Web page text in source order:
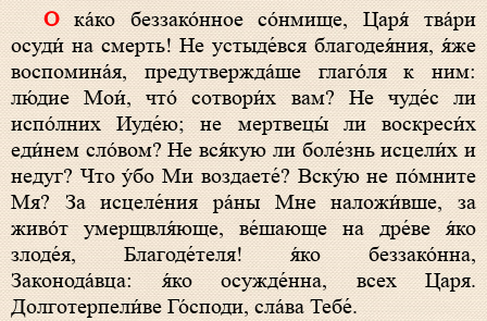
Ока́ко беззако́нное со́нмище, Царя́ тва́ри
осуди́ на смерть! Не устыде́вся благодея́ния, я́же
воспомина́я, предутвержда́ше глаго́ля к ним:
лю́дие Мои́, что́ сотвори́х вам? Не чуде́с ли
испо́лних Иуде́ю; не мертвецы́ ли воскреси́х
еди́нем сло́вом? Не вся́кую ли боле́знь исцели́х и
недуг? Что у́бо Ми воздаете́? Вску́ю не по́мните
Мя? За исцеле́ния ра́ны Мне наложи́вше, за
живо́т умерщвля́юще, ве́шающе на дре́ве я́ко
злоде́я, Благоде́теля! я́ко беззако́нна,
Законода́вца: я́ко осужде́нна, всех Царя.
Долготерпели́ве Го́споди, сла́ва Тебе́.